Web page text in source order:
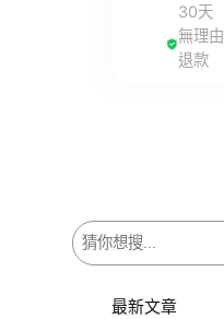
30天
無理由
退款
搜
尋
最新文章